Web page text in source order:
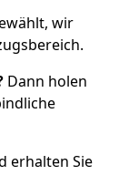
wir
Dann holen
erhalten Sie